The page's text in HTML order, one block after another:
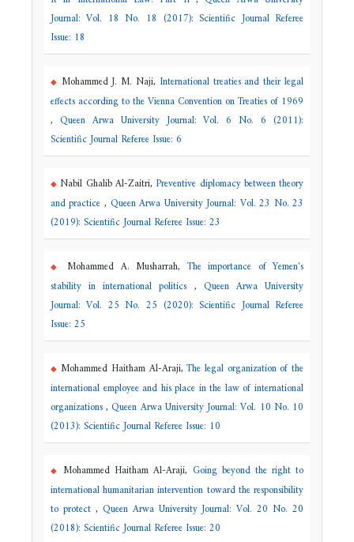
Journal: Vol. 18 No. 18 (2017): Scientific Journal Referee
Issue: 18
Mohammed J. M. Naji, International treaties and their legal
effects according to the Vienna Convention on Treaties of 1969
, Queen Arwa University Journal: Vol. 6 No. 6 (2011):
Scientific Journal Referee Issue: 6
Nabil Ghalib Al-Zaitri, Preventive diplomacy between theory
and practice , Queen Arwa University Journal: Vol. 23 No. 23
(2019): Scientific Journal Referee Issue: 23
Mohammed A. Musharrah,The importance of Yemen's
stability in international politics , Queen Arwa University
Journal: Vol. 25 No. 25 (2020): Scientific Journal Referee
Issue: 25
Mohammed Haitham Al-Araji,The legal organization of the
international employee and his place in the law of international
organizations,Queen Arwa University Journal: Vol. 10 No. 10
(2013): Scientific Journal Referee Issue: 10
Mohammed Haitham Al-Araji, Going beyond the right to
international humanitarian intervention toward the responsibility
to protect , Queen Arwa University Journal: Vol. 20 No. 20
(2018): Scientific Journal Referee Issue: 20